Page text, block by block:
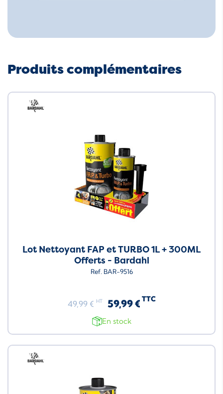
Produits complémentaires
Neuf
Lot Nettoyant FAP et TURBO 1L + 300ML
Offerts - Bardahl
Ref. BAR-9516
49,99 € HT 59,99 € TTC
En stock
Neuf